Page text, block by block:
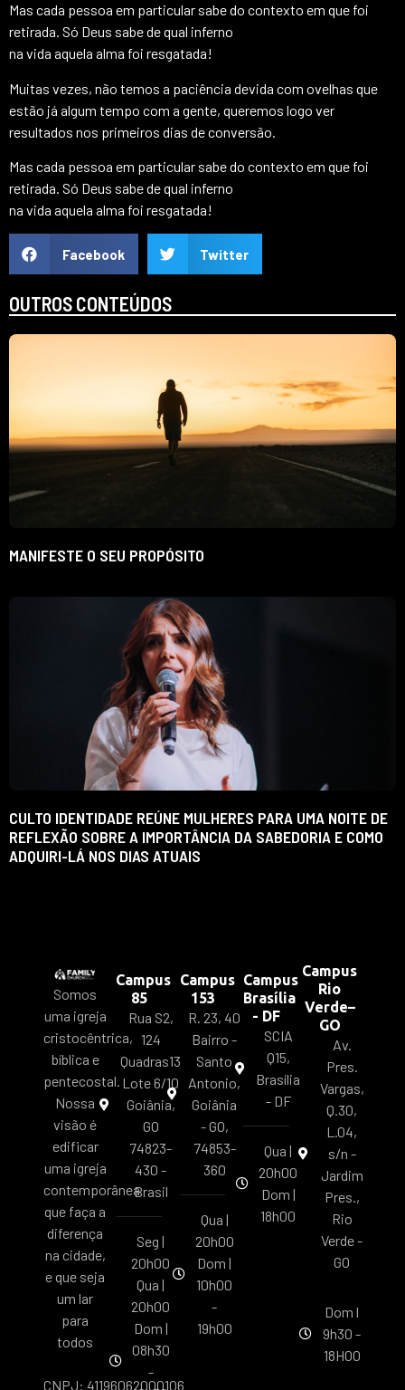
Mas cada pessoa em particular sabe do contexto em que foi
retirada. Só Deus sabe de qual inferno
na vida aquela alma foi resgatada!
Muitas vezes, não temos a paciência devida com ovelhas que
estão já algum tempo com a gente, queremos logo ver
resultados nos primeiros dias de conversão.
Mas cada pessoa em particular sabe do contexto em que foi
retirada. Só Deus sabe de qual inferno
na vida aquela alma foi resgatada!
Facebook Twitter
OUTROS CONTEÚDOS
MANIFESTE O SEU PROPÓSITO
CULTO IDENTIDADE REÚNE MULHERES PARA UMA NOITE DE
REFLEXÃO SOBRE A IMPORTÂNCIA DA SABEDORIA E COMO
ADQUIRI-LÁ NOS DIAS ATUAIS
Somos
uma igreja
cristocêntrica,
bíblica e
pentecostal.
Nossa
visão é
edificar
uma igreja
contemporânea
que faça a
diferença
na cidade,
e que seja
um lar
para
todos
CNPJ: 41196062000106
Campus
85
Rua S2,
124
Quadras13
Lote 6/10
Goiânia,
GO
74823-
430 -
Brasil
Seg |
20h00
Qua |
20h00
Dom |
08h30
-
Campus
153
R. 23, 40
Bairro -
Santo
Antonio,
Goiânia
- GO,
74853-
360
Qua |
20h00
Dom |
10h00
-
19h00
Campus
Brasília
- DF
SCIA
Q15,
Brasília
- DF
Qua |
20h00
Dom |
18h00
Campus
Rio
Verde–
GO
Av.
Pres.
Vargas,
Q.30,
L.04,
s/n -
Jardim
Pres.,
Rio
Verde -
GO
Dom l
9h30 -
18H00